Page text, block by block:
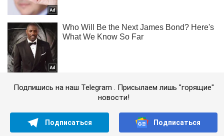
Подпишись на наш Telegram . Присылаем лишь "горящие"
новости!
Подписаться Подписаться